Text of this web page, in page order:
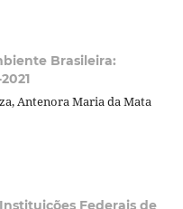
Brasileira:
Antenora Maria da Mata
Federais de